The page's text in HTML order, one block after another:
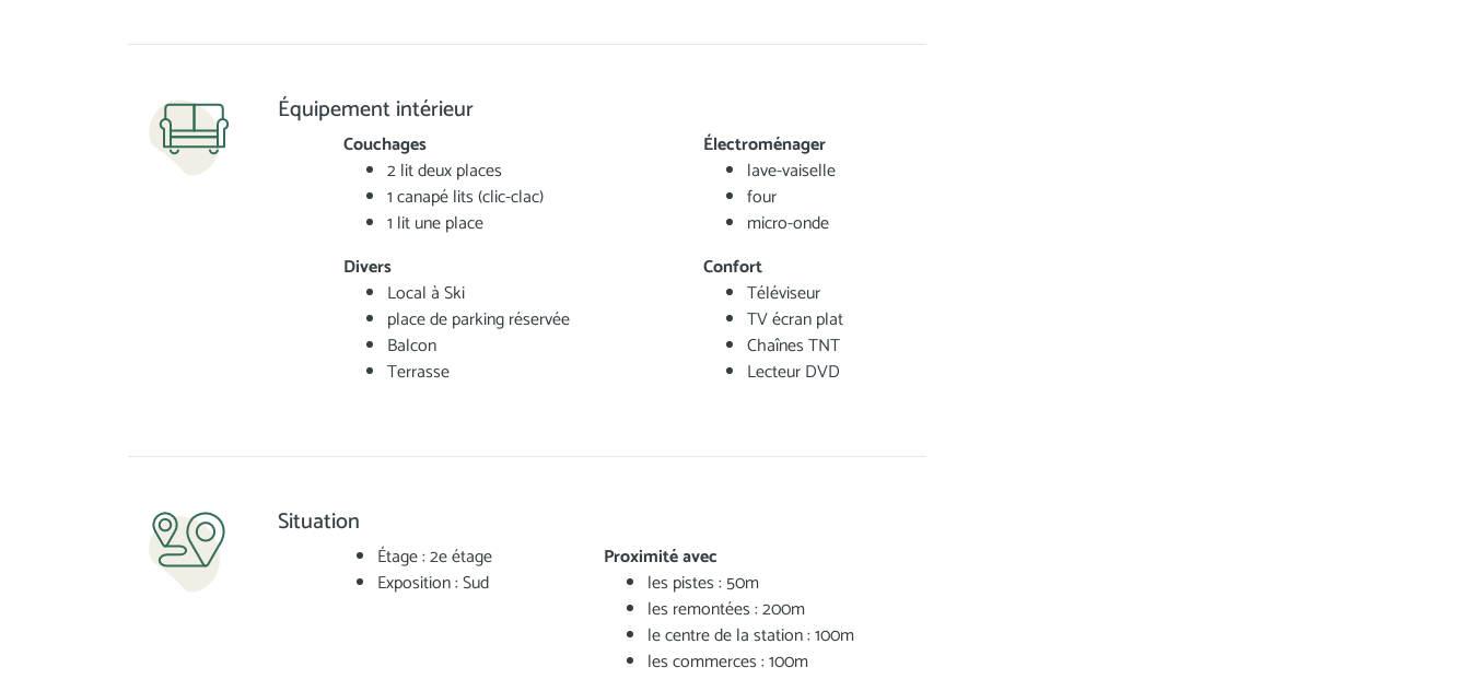
Équipement intérieur
Couchages
2 lit deux places
1 canapé lits (clic-clac)
1 lit une place
Divers
Local à Ski
place de parking réservée
Balcon
Terrasse
Électroménager
lave-vaiselle
four
micro-onde
Confort
Téléviseur
TV écran plat
Chaînes TNT
Lecteur DVD
Situation
Étage : 2e étage
Exposition : Sud
Proximité avec
les pistes : 50m
les remontées : 200m
le centre de la station : 100m
les commerces : 100m